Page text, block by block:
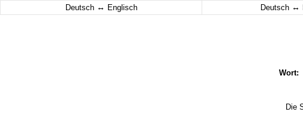
Deutsch ↔ Englisch Deutsch ↔
Wort:
Die